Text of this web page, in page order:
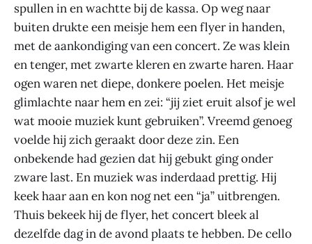
spullen in en wachtte bij de kassa. Op weg naar
buiten drukte een meisje hem een flyer in handen,
met de aankondiging van een concert. Ze was klein
en tenger, met zwarte kleren en zwarte haren. Haar
ogen waren net diepe, donkere poelen. Het meisje
glimlachte naar hem en zei: “jij ziet eruit alsof je wel
wat mooie muziek kunt gebruiken”. Vreemd genoeg
voelde hij zich geraakt door deze zin. Een
onbekende had gezien dat hij gebukt ging onder
zware last. En muziek was inderdaad prettig. Hij
keek haar aan en kon nog net een “ja” uitbrengen.
Thuis bekeek hij de flyer, het concert bleek al
dezelfde dag in de avond plaats te hebben. De cello